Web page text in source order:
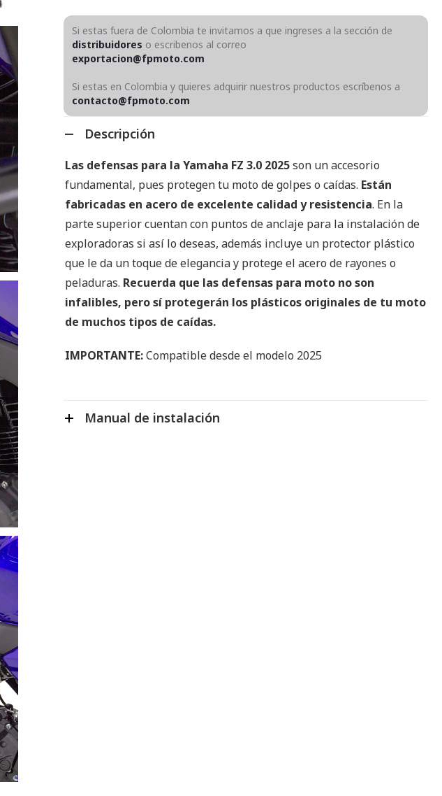
Si estas fuera de Colombia te invitamos a que ingreses a la sección de
distribuidores o escribenos al correo
exportacion@fpmoto.com
Si estas en Colombia y quieres adquirir nuestros productos escríbenos a
contacto@fpmoto.com
Descripción
Las defensas para la Yamaha FZ 3.0 2025son un accesorio
fundamental, pues protegen tu moto de golpes o caídas. Están
fabricadas en acero de excelente calidad y resistencia. En la
parte superior cuentan con puntos de anclaje para la instalación de
exploradoras si así lo deseas, además incluye un protector plástico
que le da un toque de elegancia y protege el acero de rayones o
peladuras. Recuerda que las defensas para moto no son
infalibles, pero sí protegerán los plásticos originales de tu moto
de muchos tipos de caídas.
IMPORTANTE:Compatible desde el modelo 2025
Manual de instalación